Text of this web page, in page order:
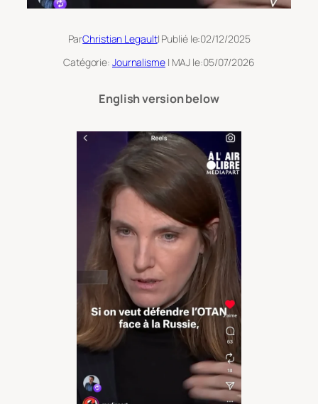
ParChristian Legault| Publié le:02/12/2025
Catégorie: Journalisme| MAJ le:05/07/2026
English version below